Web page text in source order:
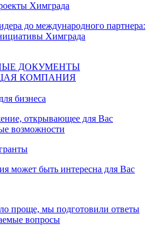
Химграда
до международного партнера:
Химграда
ДОКУМЕНТЫ
КОМПАНИЯ
бизнеса
открывающее для Вас
возможности
может быть интересна для Вас
проще, мы подготовили ответы
вопросы